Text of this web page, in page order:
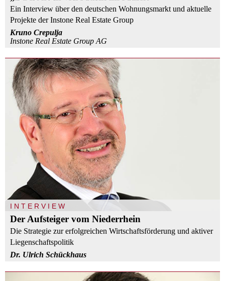
Ein Interview über den deutschen Wohnungsmarkt und aktuelle
Projekte der Instone Real Estate Group
Kruno Crepulja
Instone Real Estate Group AG
INTERVIEW
Der Aufsteiger vom Niederrhein
Die Strategie zur erfolgreichen Wirtschaftsförderung und aktiver
Liegenschaftspolitik
Dr. Ulrich Schückhaus